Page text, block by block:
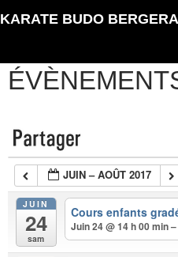
KARATE BUDO
JUIN – AOÛT 2017
JUIN
24
sam
Cours enfants
Juin 24 @ 14 h 00 min